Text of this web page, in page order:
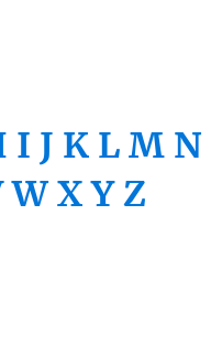
I J K L M N
W X Y Z